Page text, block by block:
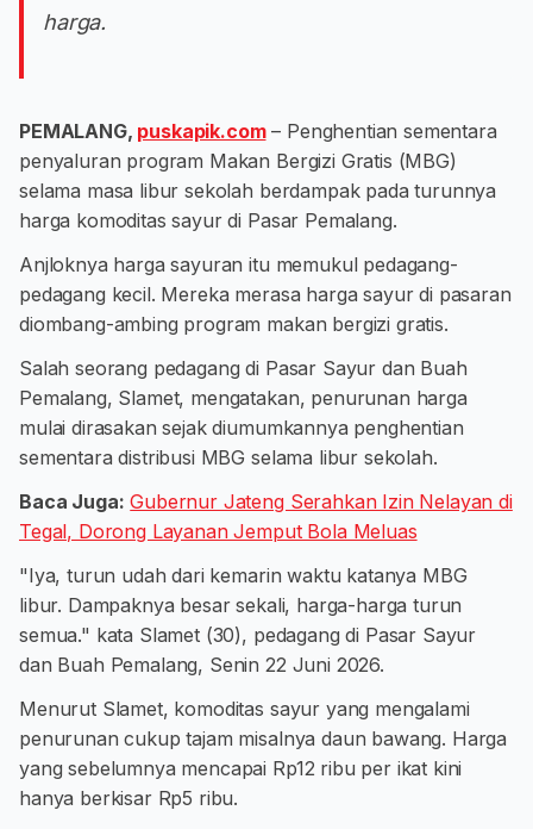
harga.
PEMALANG, puskapik.com– Penghentian sementara
penyaluran program Makan Bergizi Gratis (MBG)
selama masa libur sekolah berdampak pada turunnya
harga komoditas sayur di Pasar Pemalang.
Anjloknya harga sayuran itu memukul pedagang-
pedagang kecil. Mereka merasa harga sayur di pasaran
diombang-ambing program makan bergizi gratis.
Salah seorang pedagang di Pasar Sayur dan Buah
Pemalang, Slamet, mengatakan, penurunan harga
mulai dirasakan sejak diumumkannya penghentian
sementara distribusi MBG selama libur sekolah.
Baca Juga: Gubernur Jateng Serahkan Izin Nelayan di
Tegal, Dorong Layanan Jemput Bola Meluas
"Iya, turun udah dari kemarin waktu katanya MBG
libur. Dampaknya besar sekali, harga-harga turun
semua." kata Slamet (30), pedagang di Pasar Sayur
dan Buah Pemalang, Senin 22 Juni 2026.
Menurut Slamet, komoditas sayur yang mengalami
penurunan cukup tajam misalnya daun bawang. Harga
yang sebelumnya mencapai Rp12 ribu per ikat kini
hanya berkisar Rp5 ribu.